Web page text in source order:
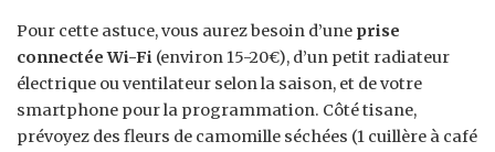
Pour cette astuce, vous aurez besoin d’une prise
connectée Wi-Fi (environ 15-20€), d’un petit radiateur
électrique ou ventilateur selon la saison, et de votre
smartphone pour la programmation. Côté tisane,
prévoyez des fleurs de camomille séchées (1 cuillère à café